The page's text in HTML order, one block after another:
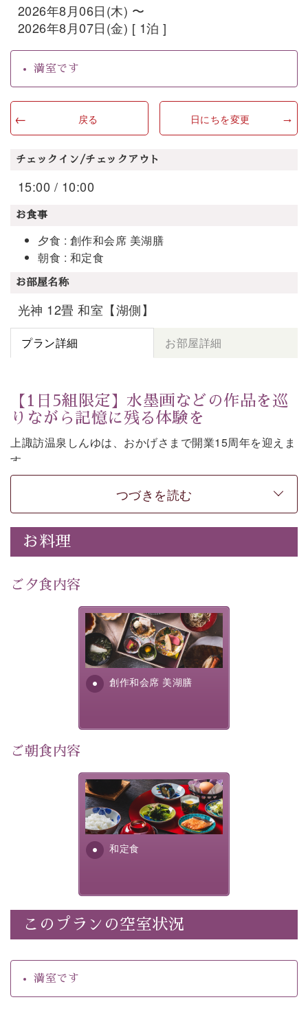
2026年8月06日(木) 〜
2026年8月07日(金) [ 1泊 ]
満室です
戻る 日にちを変更
チェックイン/チェックアウト
15:00 / 10:00
お食事
夕食 : 創作和会席 美湖膳
朝食 : 和定食
お部屋名称
光神 12畳 和室【湖側】
プラン詳細 お部屋詳細
【1日5組限定】水墨画などの作品を巡
りながら記憶に残る体験を
上諏訪温泉しんゆは、おかげさまで開業15周年を迎えま
す。
皆様へ感謝の気持ちを込めて、1,500円分の館内利用券
など特別な特典がついた記念プランをご用意いたしまし
た。
七色に移ろう「月下の櫻」や水墨画などの意匠をしつら
体験もお楽しみいただけます。
この一年限りの機会に、記憶に残るひとときをお過ごし
-----------【安心への取り組み】----------
個室料亭、貸切風呂のご利用が可能な上、 安心安全にご
----------------------------------------------
・1,500円分館内利用券（1部屋につき1枚）
・水墨画巡りのご参加
・記念写真＆15周年オリジナル【フォトフレームカー
ド】プレゼント（1部屋につき1枚）
・朝夕個室料亭で個室食
・諏訪大社4社を巡る無料参拝バス（事前予約制）
・館内着をご用意
・環境に配慮したアメニティをご用意
・館内フリーWi-Fi
・駐車場完備
つづきを読む
お料理
ご夕食内容
創作和会席 美湖膳
美湖膳とは諏訪の地で特別を
提供する為に料理長・神原 裕
明が考え出した創作和会席で
す。美しい諏訪湖の幸...
ご朝食内容
和定食
さっぱりとした和食膳に使わ
れる食材は、諏訪の名産品を
ふんだんに取り入れ、安心・
安全を心掛けた長野県産...
このプランの空室状況
満室です